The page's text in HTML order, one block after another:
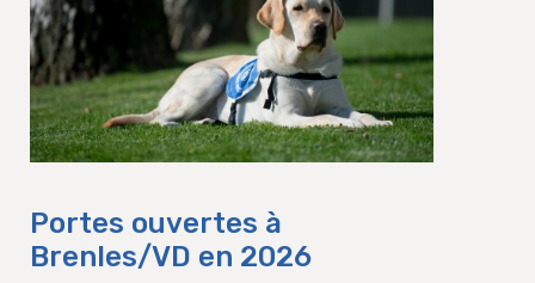
Portes ouvertes à
Brenles/VD en 2026